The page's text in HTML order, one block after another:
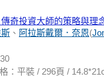
奇投資大師的策略與理
、 阿拉斯戴爾．奈恩(
：平裝 / 296頁 /